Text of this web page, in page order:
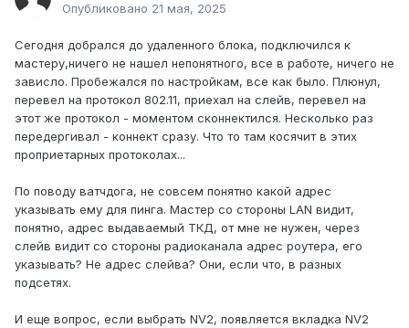
Опубликовано 21 мая, 2025
Сегодня добрался до удаленного блока, подключился к
мастеру,ничего не нашел непонятного, все в работе, ничего не
зависло. Пробежался по настройкам, все как было. Плюнул,
перевел на протокол 802.11, приехал на слейв, перевел на
этот же протокол - моментом сконнектился. Несколько раз
передергивал - коннект сразу. Что то там косячит в этих
проприетарных протоколах...
По поводу ватчдога, не совсем понятно какой адрес
указывать ему для пинга. Мастер со стороны LAN видит,
понятно, адрес выдаваемый ТКД, от мне не нужен, через
слейв видит со стороны радиоканала адрес роутера, его
указывать? Не адрес слейва? Они, если что, в разных
подсетях.
И еще вопрос, если выбрать NV2, появляется вкладка NV2